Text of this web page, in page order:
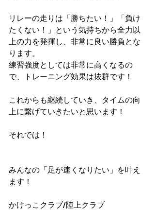
リレーの走りは「勝ちたい！」「負け
たくない！」という気持ちから全力以
上の力を発揮し、非常に良い勝負とな
ります。
練習強度としては非常に高くなるの
で、トレーニング効果は抜群です！
これからも継続していき、タイムの向
上に繋げていきたいと思います！
それでは！
みんなの「足が速くなりたい」を叶え
ます！
かけっこクラブ/陸上クラブ